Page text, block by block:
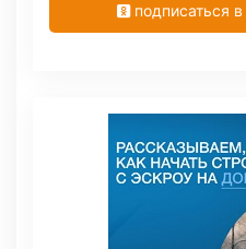
подписаться